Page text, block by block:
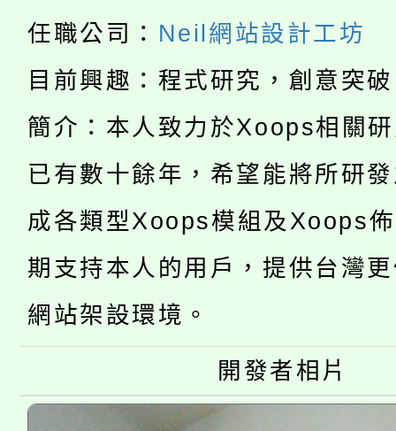
程
「本色祭」8/29、30在
場熱烈登場!
8/21下午1時於龍潭區
徵才活動。
局官網。
8月14至27日，桃園電
115年桃園市運動會8/
田徑場及游泳池舉行。
桃園市低收入戶享有免
視費優惠，中低收入戶
半價優惠，詳情可洽有
大園自造教育及科技中
份教師增能研習
大溪自造教育及科技中
份教師研習
淨零綠生活教案入校路
115年食農教育專業人
任職公司： Neil網站設計工坊
目前興趣：程式研究，創意突
簡介：本人致力於Xoops相關
已有數十餘年，希望能將所研
成各類型Xoops模組及Xoops
期支持本人的用戶，提供台灣
網站架設環境。
開發者相片